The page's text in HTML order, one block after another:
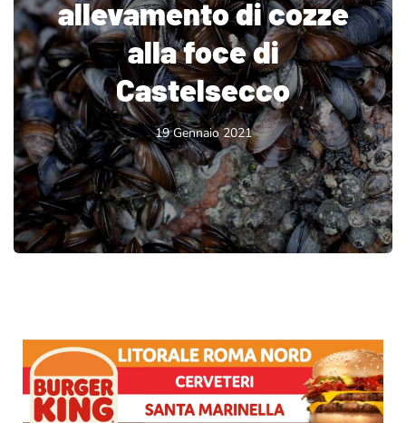
allevamento di cozze
alla foce di
Castelsecco
19 Gennaio 2021